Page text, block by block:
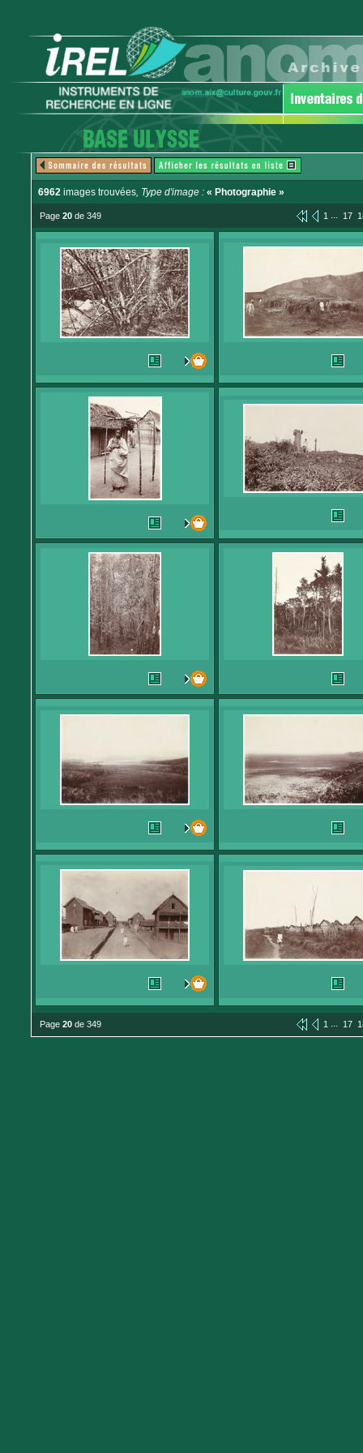
6962 images trouvées, Type d'image : « Photographie »
Page 20 de 349 1 ... 17
Page 20 de 349 1 ... 17